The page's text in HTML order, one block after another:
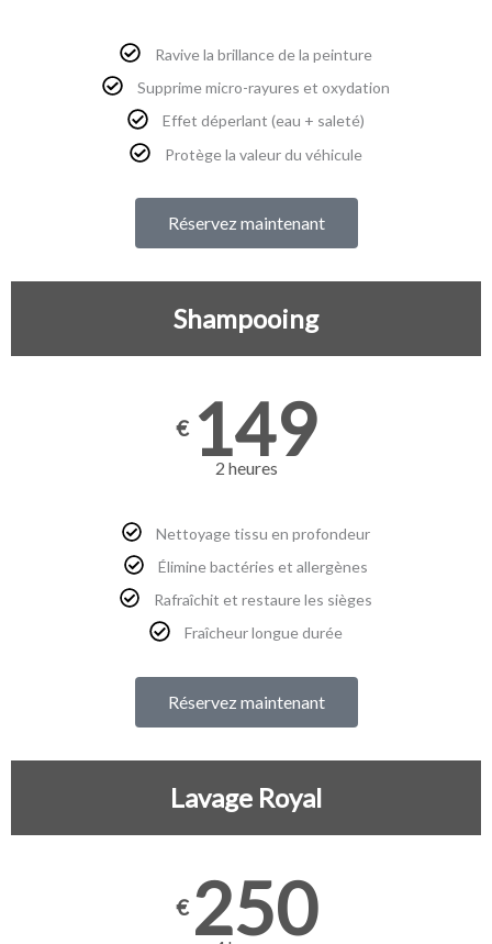
Ravive la brillance de la peinture
Supprime micro-rayures et oxydation
Effet déperlant (eau + saleté)
Protège la valeur du véhicule
Réservez maintenant
Shampooing
€ 149
2 heures
Nettoyage tissu en profondeur
Élimine bactéries et allergènes
Rafraîchit et restaure les sièges
Fraîcheur longue durée
Réservez maintenant
Lavage Royal
€ 250